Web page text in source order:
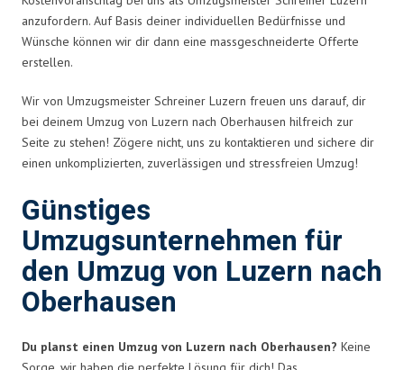
anzufordern. Auf Basis deiner individuellen Bedürfnisse und
Wünsche können wir dir dann eine massgeschneiderte Offerte
erstellen.
Wir von Umzugsmeister Schreiner Luzern freuen uns darauf, dir
bei deinem Umzug von Luzern nach Oberhausen hilfreich zur
Seite zu stehen! Zögere nicht, uns zu kontaktieren und sichere dir
einen unkomplizierten, zuverlässigen und stressfreien Umzug!
Günstiges
Umzugsunternehmen für
den Umzug von Luzern nach
Oberhausen
Du planst einen Umzug von Luzern nach Oberhausen? Keine